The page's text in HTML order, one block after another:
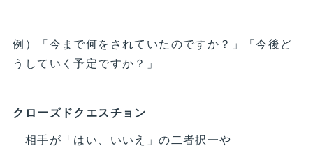
例）「今まで何をされていたのですか？」「今後ど
うしていく予定ですか？」
クローズドクエスチョン
相手が「はい、いいえ」の二者択一や